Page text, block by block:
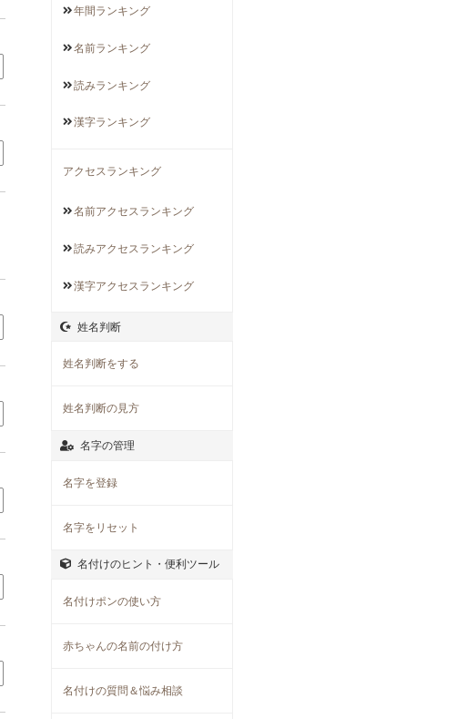
年間 ランキング
名前ランキング
読みランキング
漢字ランキング
アクセスランキング
名前アクセスランキング
読みアクセスランキング
漢字アクセス ランキング
姓名判断
姓名判断をする
姓名判断の見方
名字の管理
名字を登録
名字をリセット
名付けのヒント・便利ツール
名付けポンの使い方
赤ちゃんの名前の付け方
名付けの質問＆悩み相談